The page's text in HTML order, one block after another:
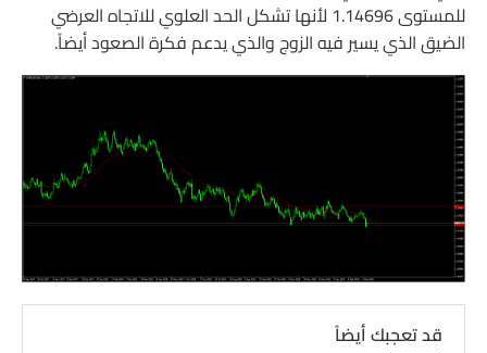
للمستوى 1.14696 لأنها تشكل الحد العلوي للاتجاه العرضي
الضيق الذي يسير فيه الزوج والذي يدعم فكرة الصعود أيضاً.
قد تعجبك أيضاً